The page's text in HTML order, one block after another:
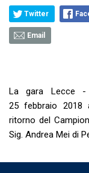
Twitter
Email
La gara Lecce -
25 febbraio 2018
ritorno del
Sig. Andrea Mei di